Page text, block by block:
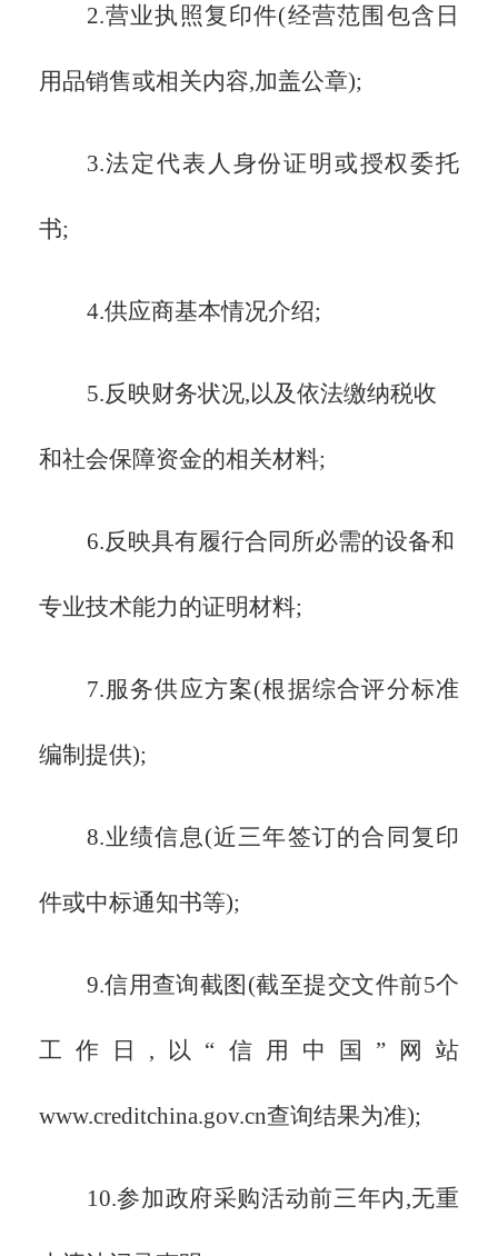
2.营业执照复印件(经营范围包含日
用品销售或相关内容,加盖公章);
3.法定代表人身份证明或授权委托
书;
4.供应商基本情况介绍;
5.反映财务状况,以及依法缴纳税收
和社会保障资金的相关材料;
6.反映具有履行合同所必需的设备和
专业技术能力的证明材料;
7.服务供应方案(根据综合评分标准
编制提供);
8.业绩信息(近三年签订的合同复印
件或中标通知书等);
9.信用查询截图(截至提交文件前5个
工作日,以 “信用中国”网站
www.creditchina.gov.cn查询结果为准);
10.参加政府采购活动前三年内,无重